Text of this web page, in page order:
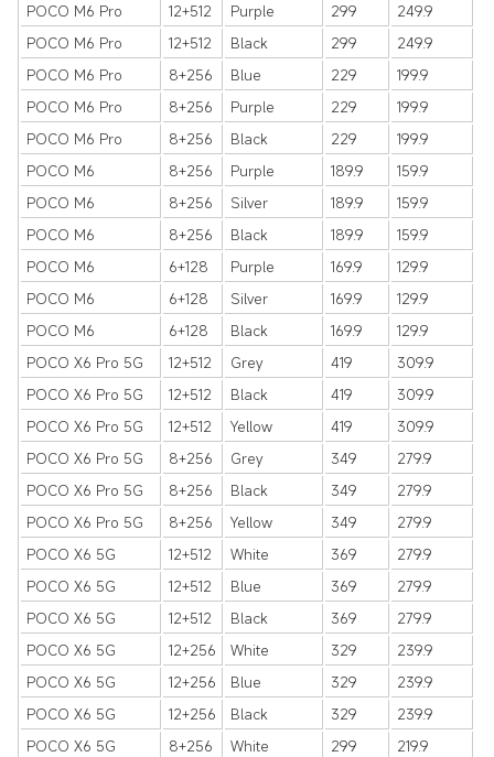
POCO M6 Pro
12+512 Purple 299
249.9
POCO M6 Pro
12+512 Black 299
249.9
POCO M6 Pro
8+256 Blue 229
199.9
POCO M6 Pro
8+256 Purple 229
199.9
POCO M6 Pro
8+256 Black 229
199.9
POCO M6
8+256 Purple 189.9
159.9
POCO M6
8+256 Silver 189.9
159.9
POCO M6
8+256 Black 189.9
159.9
POCO M6
6+128 Purple 169.9
129.9
POCO M6
6+128 Silver 169.9
129.9
POCO M6
6+128 Black 169.9
129.9
POCO X6 Pro 5G
12+512 Grey 419
309.9
POCO X6 Pro 5G
12+512 Black 419
309.9
POCO X6 Pro 5G
12+512 Yellow 419
309.9
POCO X6 Pro 5G
8+256 Grey 349
279.9
POCO X6 Pro 5G
8+256 Black 349
279.9
POCO X6 Pro 5G
8+256 Yellow 349
279.9
POCO X6 5G
12+512 White 369
279.9
POCO X6 5G
12+512 Blue 369
279.9
POCO X6 5G
12+512 Black 369
279.9
POCO X6 5G
12+256 White 329
239.9
POCO X6 5G
12+256 Blue 329
239.9
POCO X6 5G
12+256 Black 329
239.9
POCO X6 5G
8+256 White 299
219.9